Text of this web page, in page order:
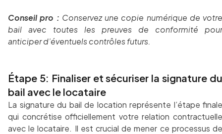
Conseil pro : Conservez une copie numérique de votre
bail avec toutes les preuves de conformité pour
anticiper d’éventuels contrôles futurs.
Étape 5: Finaliser et sécuriser la signature du
bail avec le locataire
La signature du bail de location représente l’étape finale
qui concrétise officiellement votre relation contractuelle
avec le locataire. Il est crucial de mener ce processus de